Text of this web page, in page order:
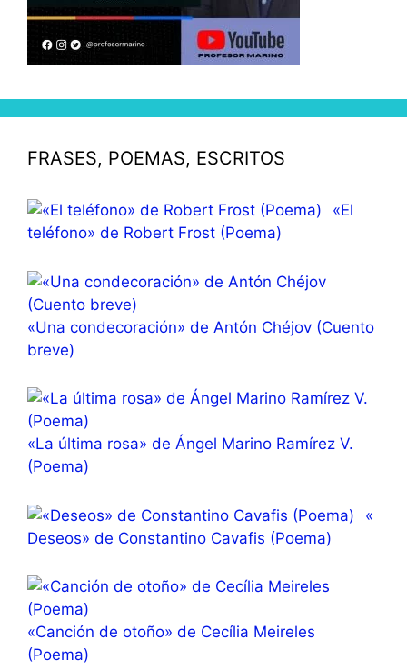
FRASES, POEMAS, ESCRITOS
«El
teléfono» de Robert Frost (Poema)
«Una condecoración» de Antón Chéjov (Cuento
breve)
«La última rosa» de Ángel Marino Ramírez V.
(Poema)
«
Deseos» de Constantino Cavafis (Poema)
«Canción de otoño» de Cecília Meireles
(Poema)